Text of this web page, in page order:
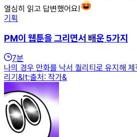
열심히 읽고 답변했어요!
기획
PM이 웹툰을 그리면서 배운 5가지
7분
나의 경우 만화를 낙서 퀄리티로 유지해
리기&lt;출처: 작가&